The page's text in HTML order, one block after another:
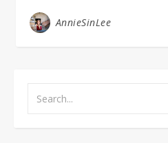
AnnieSinLee